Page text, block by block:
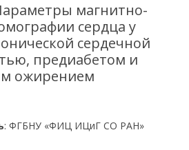
магнитно-
сердца у
сердечной
предиабетом и
ожирением
: ФГБНУ «ФИЦ ИЦиГ СО РАН»